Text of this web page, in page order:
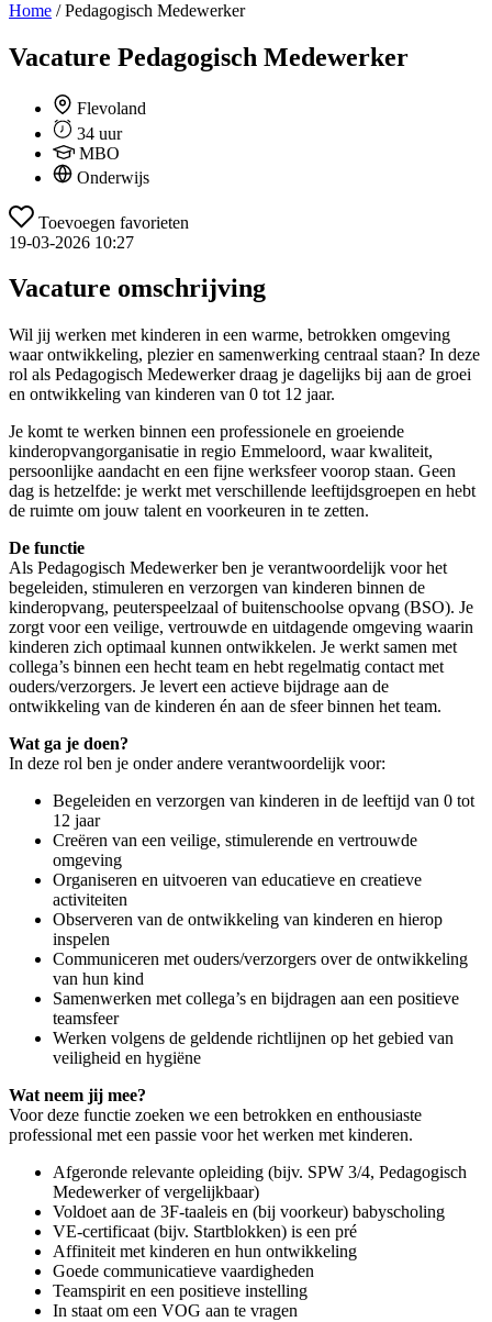
Home /Pedagogisch Medewerker
Vacature Pedagogisch Medewerker
Flevoland
34 uur
MBO
Onderwijs
Toevoegen favorieten
19-03-2026 10:27
Vacature omschrijving
Wil jij werken met kinderen in een warme, betrokken omgeving
waar ontwikkeling, plezier en samenwerking centraal staan? In deze
rol als Pedagogisch Medewerker draag je dagelijks bij aan de groei
en ontwikkeling van kinderen van 0 tot 12 jaar.
Je komt te werken binnen een professionele en groeiende
kinderopvangorganisatie in regio Emmeloord, waar kwaliteit,
persoonlijke aandacht en een fijne werksfeer voorop staan. Geen
dag is hetzelfde: je werkt met verschillende leeftijdsgroepen en hebt
de ruimte om jouw talent en voorkeuren in te zetten.
De functie
Als Pedagogisch Medewerker ben je verantwoordelijk voor het
begeleiden, stimuleren en verzorgen van kinderen binnen de
kinderopvang, peuterspeelzaal of buitenschoolse opvang (BSO). Je
zorgt voor een veilige, vertrouwde en uitdagende omgeving waarin
kinderen zich optimaal kunnen ontwikkelen. Je werkt samen met
collega’s binnen een hecht team en hebt regelmatig contact met
ouders/verzorgers. Je levert een actieve bijdrage aan de
ontwikkeling van de kinderen én aan de sfeer binnen het team.
Wat ga je doen?
In deze rol ben je onder andere verantwoordelijk voor:
Begeleiden en verzorgen van kinderen in de leeftijd van 0 tot
12 jaar
Creëren van een veilige, stimulerende en vertrouwde
omgeving
Organiseren en uitvoeren van educatieve en creatieve
activiteiten
Observeren van de ontwikkeling van kinderen en hierop
inspelen
Communiceren met ouders/verzorgers over de ontwikkeling
van hun kind
Samenwerken met collega’s en bijdragen aan een positieve
teamsfeer
Werken volgens de geldende richtlijnen op het gebied van
veiligheid en hygiëne
Wat neem jij mee?
Voor deze functie zoeken we een betrokken en enthousiaste
professional met een passie voor het werken met kinderen.
Afgeronde relevante opleiding (bijv. SPW 3/4, Pedagogisch
Medewerker of vergelijkbaar)
Voldoet aan de 3F-taaleis en (bij voorkeur) babyscholing
VE-certificaat (bijv. Startblokken) is een pré
Affiniteit met kinderen en hun ontwikkeling
Goede communicatieve vaardigheden
Teamspirit en een positieve instelling
In staat om een VOG aan te vragen